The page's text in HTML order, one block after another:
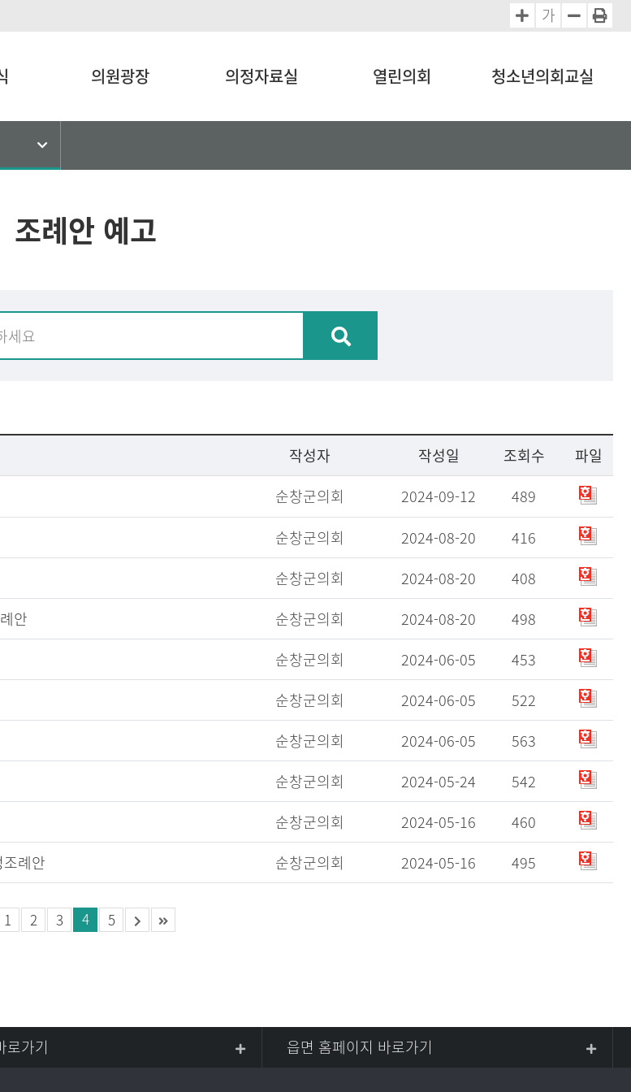
가
의원광장 의정자료실 열린의회 청소년의회교실
조례안 예고
작성자 작성일 조회수
파일
순창군의회 2024-09-12
489
순창군의회 2024-08-20
416
순창군의회 2024-08-20
408
안 순창군의회 2024-08-20
498
순창군의회 2024-06-05
453
순창군의회 2024-06-05
522
순창군의회 2024-06-05
563
순창군의회 2024-05-24
542
순창군의회 2024-05-16
460
례안 순창군의회 2024-05-16 495
1 2 3 4 5
로가기 읍면 홈페이지 바로가기